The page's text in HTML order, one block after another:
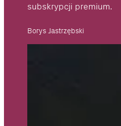
subskrypcji premium.
Borys Jastrzębski